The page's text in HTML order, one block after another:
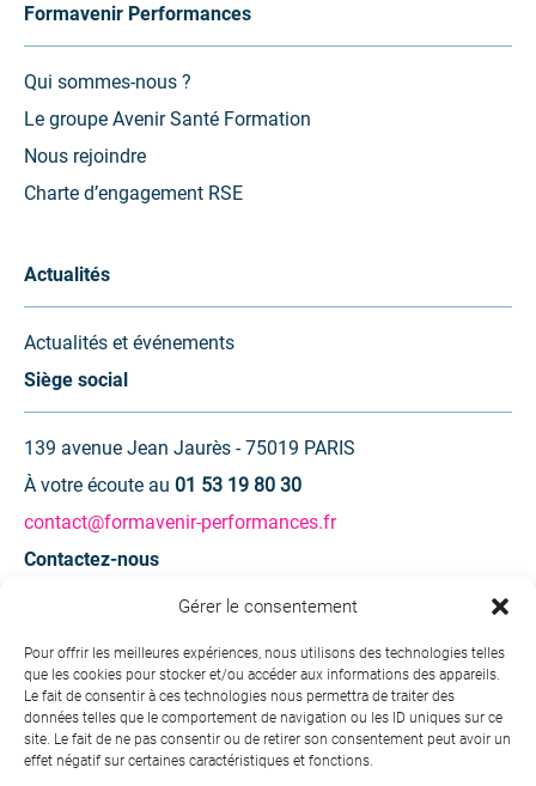
Gérer le consentement
Pour offrir les meilleures expériences, nous utilisons des technologies telles
que les cookies pour stocker et/ou accéder aux informations des appareils.
Le fait de consentir à ces technologies nous permettra de traiter des
données telles que le comportement de navigation ou les ID uniques sur ce
site. Le fait de ne pas consentir ou de retirer son consentement peut avoir un
effet négatif sur certaines caractéristiques et fonctions.
Formavenir Performances
Qui sommes-nous ?
Le groupe Avenir Santé Formation
Nous rejoindre
Charte d’engagement RSE
Actualités
Actualités et événements
Siège social
139 avenue Jean Jaurès - 75019 PARIS
À votre écoute au 01 53 19 80 30
contact@formavenir-performances.fr
Contactez-nous
Contactez-nous